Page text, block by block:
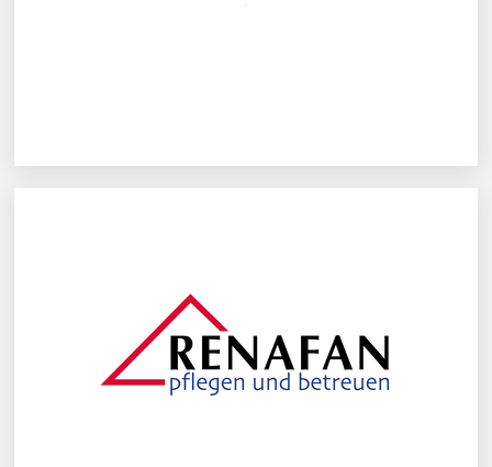
RENAFAN GmbH